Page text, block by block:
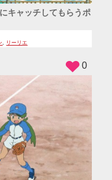
キャッチしてもらうポ
, リーリエ
0